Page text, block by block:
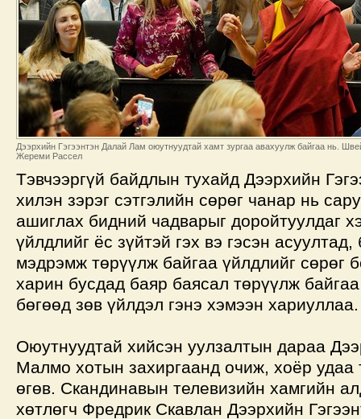
Дээрхийн Гэгээнтэн Далай Лам оюутнуудтай хамт зургаа авахуулж байгаа нь.
Жереми Рассел
Тэвчээргүй байдлын тухайд Дээрхийн
хилэн зэрэг сэтгэлийн сөрөг чанар нь
ашиглах бидний чадварыг доройтуулдаг
үйлдлийг ёс зүйтэй гэх вэ гэсэн асуултад,
мэдрэмж төрүүлж байгаа үйлдлийг сөрөг
харин бусдад баяр баясал төрүүлж
бөгөөд зөв үйлдэл гэнэ хэмээн хариуллаа.
Оюутнуудтай хийсэн уулзалтын дараа
Малмо хотын захиргаанд очиж, хоёр удаа
өгөв. Скандинавын телевизийн хамгийн
хөтлөгч Фредрик Скавлан Дээрхийн